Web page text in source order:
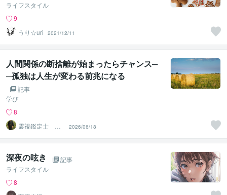
ライフスタイル
9
うり☆uri
2021/12/11
人間関係の断捨離が始まったらチャンス─
─孤独は人生が変わる前兆になる
記事
学び
8
霊視鑑定士 神
凪
2026/06/18
深夜の呟き
記事
ライフスタイル
8